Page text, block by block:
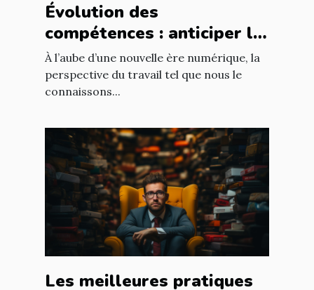
Évolution des
compétences : anticiper le
futur du travail à l'ère de
l'IA
À l’aube d’une nouvelle ère numérique, la
perspective du travail tel que nous le
connaissons...
Les meilleures pratiques